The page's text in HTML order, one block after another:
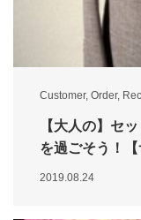
Customer, Order,
【大人の】セ
を過ごそう！【
2019.08.24